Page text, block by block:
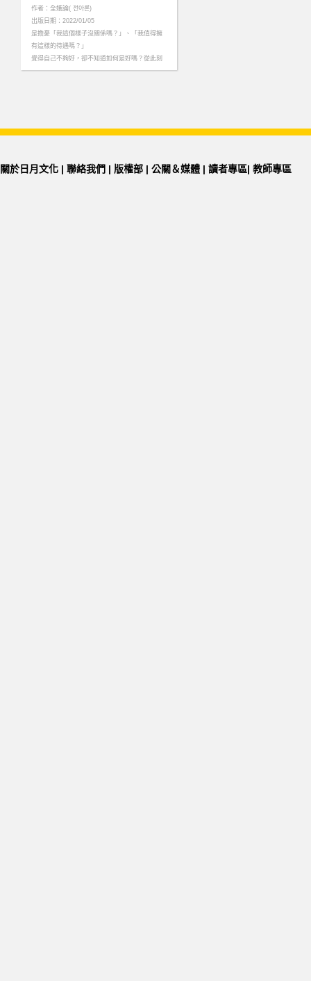
作者：全娥論( 전아론)
出版日期：2022/01/05
是擔憂「我這個樣子沒關係嗎？」、「我值得擁
有這樣的待遇嗎？」
覺得自己不夠好，卻不知道如何是好嗎？從此刻
起，當自己最好的朋友，療癒自我＆補充能量，
關於日月文化 | 聯絡我們 | 版權部 | 公關＆媒體 | 讀者專區| 教師專區